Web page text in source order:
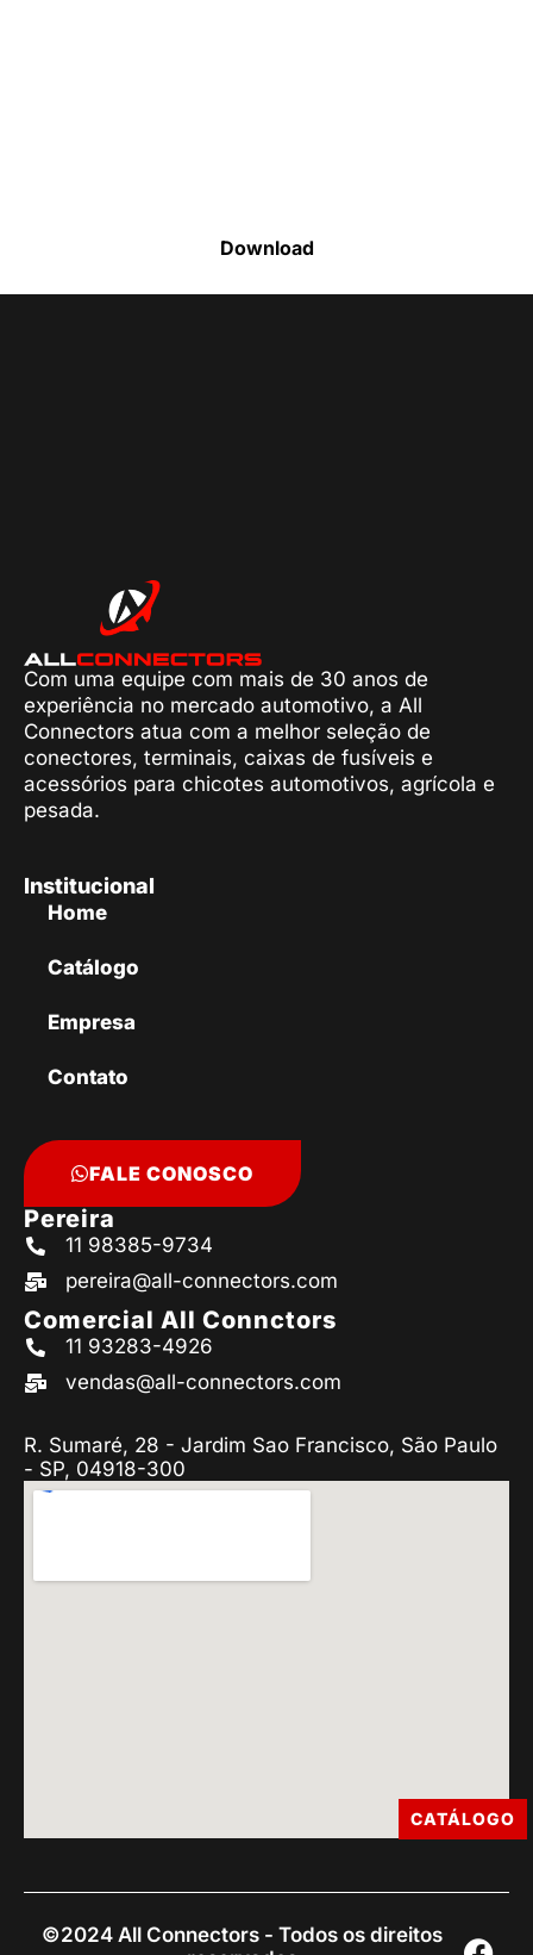
Download
Com uma equipe com mais de 30 anos de
experiência no mercado automotivo, a All
Connectors atua com a melhor seleção de
conectores, terminais, caixas de fusíveis e
acessórios para chicotes automotivos, agrícola e
pesada.
Institucional
Home
Catálogo
Empresa
Contato
FALE CONOSCO
Pereira
11 98385-9734
pereira@all-connectors.com
Comercial All Connctors
11 93283-4926
vendas@all-connectors.com
R. Sumaré, 28 - Jardim Sao Francisco, São Paulo
- SP, 04918-300
©2024 All Connectors - Todos os direitos
CATÁLOGO